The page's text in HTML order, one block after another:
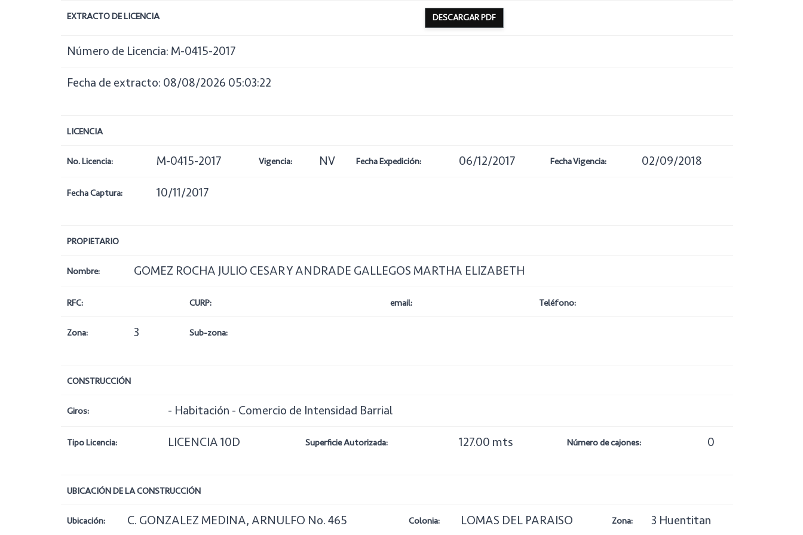
EXTRACTO DE LICENCIA DESCARGAR PDF
Número de Licencia: M-0415-2017
Fecha de extracto: 08/08/2026 05:03:22
LICENCIA
No. Licencia: M-0415-2017 Vigencia: NV Fecha Expedición: 06/12/2017 Fecha Vigencia: 02/09/2018
Fecha Captura: 10/11/2017
PROPIETARIO
Nombre: GOMEZ ROCHA JULIO CESAR Y ANDRADE GALLEGOS MARTHA ELIZABETH
RFC: CURP: email: Teléfono:
Zona: 3 Sub-zona:
CONSTRUCCIÓN
Giros: - Habitación - Comercio de Intensidad Barrial
Tipo Licencia: LICENCIA 10D Superficie Autorizada: 127.00 mts Número de cajones: 0
UBICACIÓN DE LA CONSTRUCCIÓN
Ubicación: C. GONZALEZ MEDINA, ARNULFO No. 465 Colonia: LOMAS DEL PARAISO Zona: 3 Huentitan